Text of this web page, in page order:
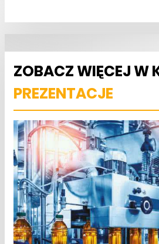
ZOBACZ WIĘCEJ W
PREZENTACJE